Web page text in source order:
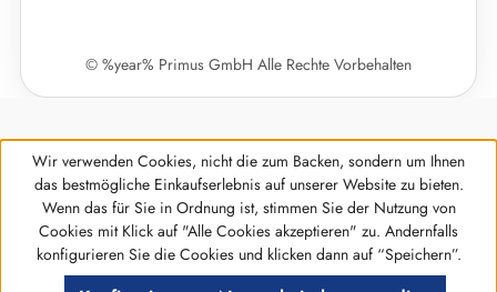
© %year% Primus GmbH Alle Rechte Vorbehalten
Werkzeugleiste anzeigen
Wir verwenden Cookies, nicht die zum Backen, sondern um Ihnen
das bestmögliche Einkaufserlebnis auf unserer Website zu bieten.
Wenn das für Sie in Ordnung ist, stimmen Sie der Nutzung von
Cookies mit Klick auf "Alle Cookies akzeptieren" zu. Andernfalls
konfigurieren Sie die Cookies und klicken dann auf “Speichern”.